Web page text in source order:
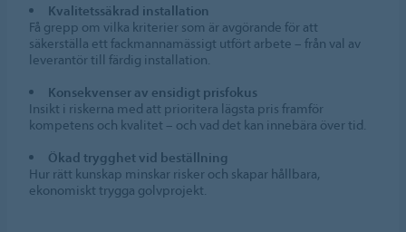
Kvalitetssäkrad installation
Få grepp om vilka kriterier som är avgörande för att
säkerställa ett fackmannamässigt utfört arbete – från val av
leverantör till färdig installation.
Konsekvenser av ensidigt prisfokus
Insikt i riskerna med att prioritera lägsta pris framför
kompetens och kvalitet – och vad det kan innebära över tid.
Ökad trygghet vid beställning
Hur rätt kunskap minskar risker och skapar hållbara,
ekonomiskt trygga golvprojekt.